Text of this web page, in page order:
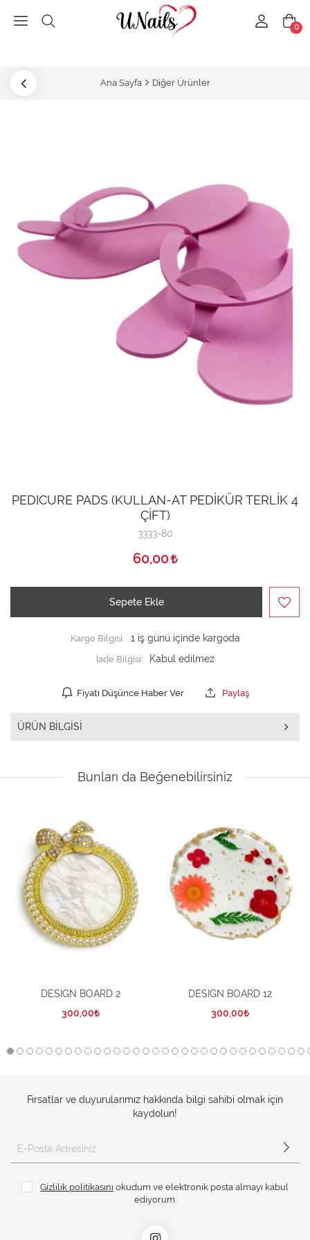
0
Ana Sayfa Diğer Ürünler
PEDICURE PADS (KULLAN-AT PEDİKÜR TERLİK 4
ÇİFT)
3333-80
60,00
Sepete Ekle
Kargo Bilgisi:
1 iş günü içinde kargoda
İade Bilgisi:
Fiyatı Düşünce Haber Ver Paylaş
ÜRÜN BILGISI
Bunları da Beğenebilirsiniz
DESIGN BOARD 2
300,00
DESIGN BOARD 12
300,00
Fırsatlar ve duyurularımız hakkında bilgi sahibi olmak için
kaydolun!
Gizlilik politikasını okudum ve elektronik posta almayı kabul
ediyorum.